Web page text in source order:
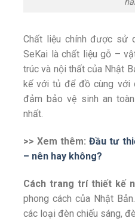
Chất liệu chính được sử
SeKai là chất liệu gỗ –
trúc và nội thất của Nhật
kế với tủ để đồ cùng với
đảm bảo vệ sinh an
nhất.
>> Xem thêm:Đầu tư
– nên hay không?
Cách trang trí thiết kế
phong cách của Nhật
các loại đèn chiếu sáng,